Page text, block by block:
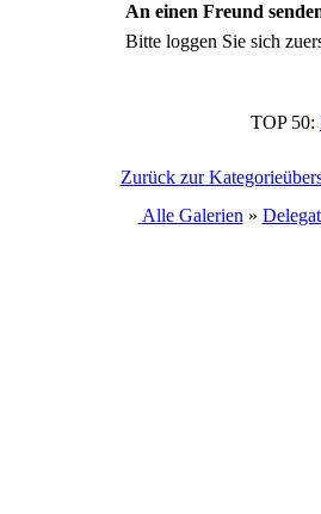
An einen Freund
Bitte loggen Sie sich
TOP 50:
Zurück zur
Alle Galerien »